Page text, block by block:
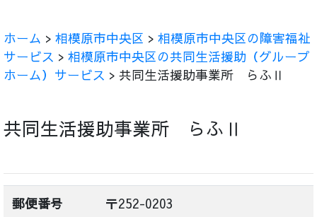
ホーム > 相模原市中央区 > 相模原市中央区の障害福祉
サービス > 相模原市中央区の共同生活援助（グループ
ホーム）サービス > 共同生活援助事業所 らふⅡ
共同生活援助事業所 らふⅡ
郵便番号 〒252-0203